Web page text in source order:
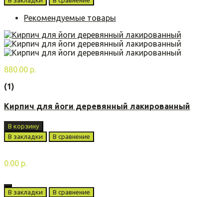
Рекомендуемые товары
880.00 р.
(1)
Кирпич для йоги деревянный лакированный
В корзину
В закладки
В сравнение
0.00 р.
В закладки В сравнение